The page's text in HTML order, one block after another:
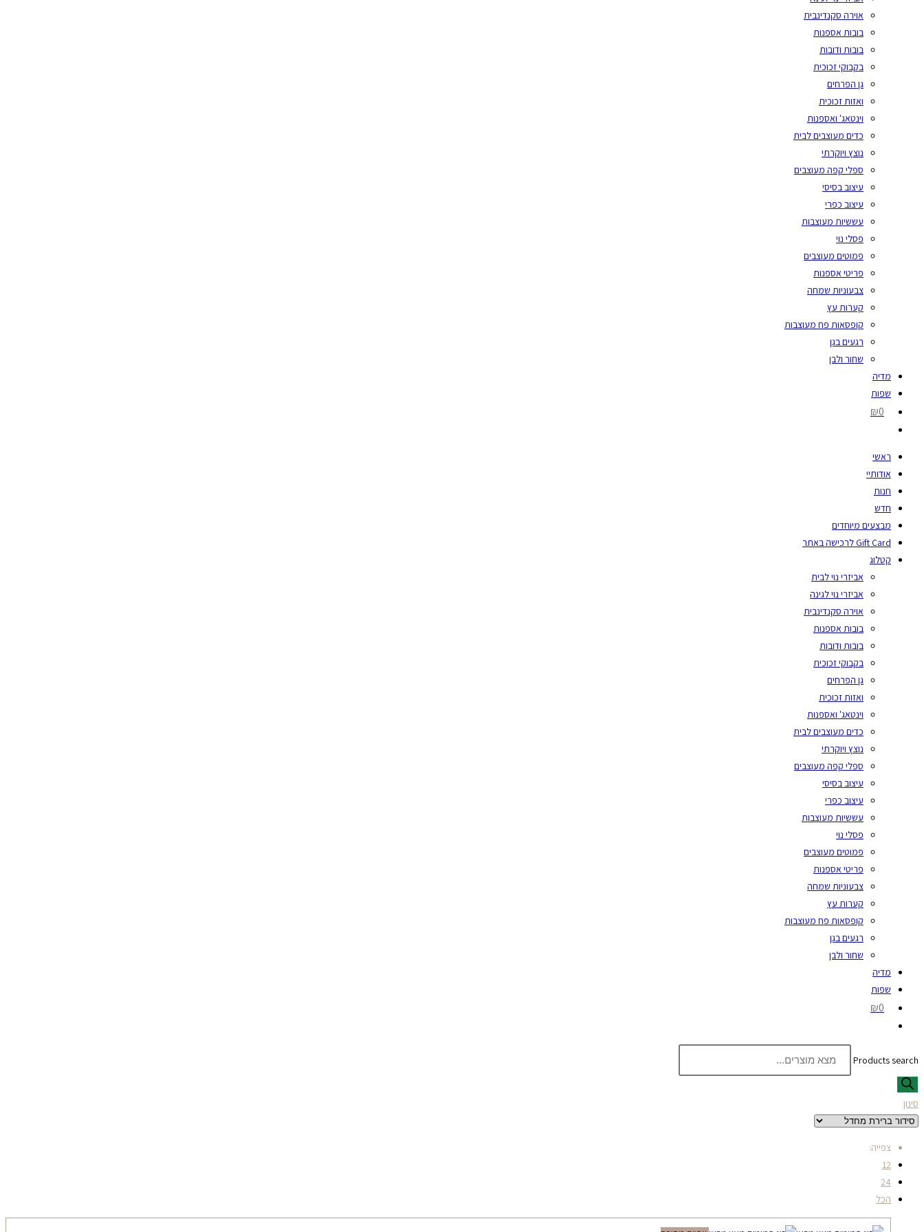
אוירה סקנדינבית
בובות אספנות
בובות ודובות
בקבוקי זכוכית
גן הפרחים
ואזות זכוכית
וינטאג' ואספנות
כדים מעוצבים לבית
נוצץ ויוקרתי
ספלי קפה מעוצבים
עיצוב בסיסי
עיצוב כפרי
עששיות מעוצבות
פסלי נוי
פמוטים מעוצבים
פריטי אספנות
צבעוניות שמחה
קערות עץ
קופסאות פח מעוצבות
רגעים בגן
שחור ולבן
מדיה
שפות
₪0
ראשי
אודותיי
חנות
חדש
מבצעים מיוחדים
Gift Card לרכישה באתר
קטלוג
אביזרי נוי לבית
אביזרי נוי לגינה
אוירה סקנדינבית
בובות אספנות
בובות ודובות
בקבוקי זכוכית
גן הפרחים
ואזות זכוכית
וינטאג' ואספנות
כדים מעוצבים לבית
נוצץ ויוקרתי
ספלי קפה מעוצבים
עיצוב בסיסי
עיצוב כפרי
עששיות מעוצבות
פסלי נוי
פמוטים מעוצבים
פריטי אספנות
צבעוניות שמחה
קערות עץ
קופסאות פח מעוצבות
רגעים בגן
שחור ולבן
מדיה
שפות
₪0
Products search
סינון
צפייה:
12
24
הכל